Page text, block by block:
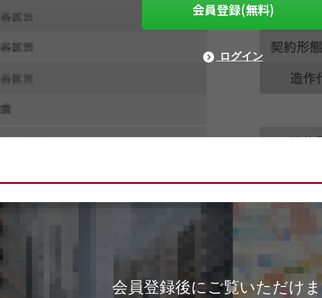
会員登録(無料)
ログイン
会員登録後にご覧いただけま